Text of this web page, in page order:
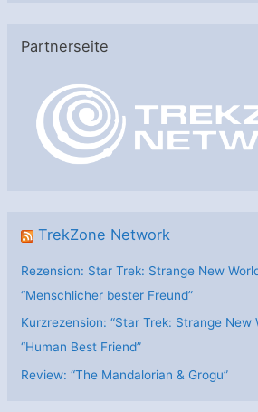
g
Partnerseite
TrekZone Network
Rezension: Star Trek: Strange New
“Menschlicher bester Freund”
Kurzrezension: “Star Trek: Strange New
“Human Best Friend”
Review: “The Mandalorian & Grogu”